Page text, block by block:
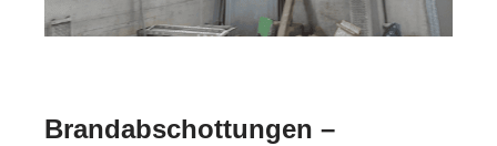
Brandabschottungen –